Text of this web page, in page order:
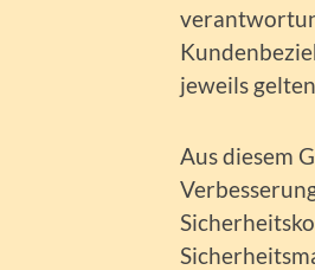
jeweils
Aus diesem